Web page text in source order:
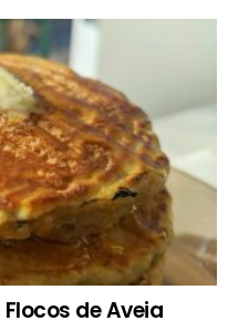
de Aveia